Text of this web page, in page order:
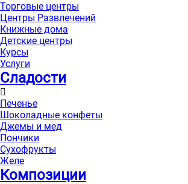
Торговые центры
Центры Развлечений
Книжные дома
Детские центры
Курсы
Услуги
Сладости
Печенье
Шоколадные конфеты
Джемы и мед
Пончики
Сухофрукты
Желе
Композиции